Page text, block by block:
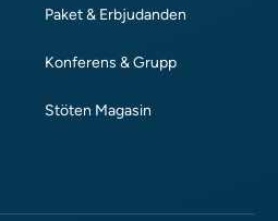
Paket & Erbjudanden
Konferens & Grupp
Stöten Magasin